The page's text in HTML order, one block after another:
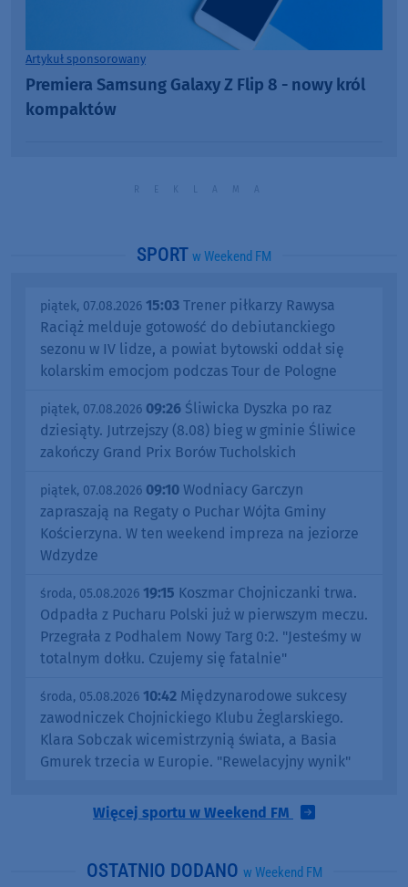
Artykuł sponsorowany
Premiera Samsung Galaxy Z Flip 8 - nowy król
kompaktów
SPORT w Weekend FM
piątek, 07.08.2026 15:03 Trener piłkarzy Rawysa
Raciąż melduje gotowość do debiutanckiego
sezonu w IV lidze, a powiat bytowski oddał się
kolarskim emocjom podczas Tour de Pologne
piątek, 07.08.2026 09:26 Śliwicka Dyszka po raz
dziesiąty. Jutrzejszy (8.08) bieg w gminie Śliwice
zakończy Grand Prix Borów Tucholskich
piątek, 07.08.2026 09:10 Wodniacy Garczyn
zapraszają na Regaty o Puchar Wójta Gminy
Kościerzyna. W ten weekend impreza na jeziorze
Wdzydze
środa, 05.08.2026 19:15 Koszmar Chojniczanki trwa.
Odpadła z Pucharu Polski już w pierwszym meczu.
Przegrała z Podhalem Nowy Targ 0:2. "Jesteśmy w
totalnym dołku. Czujemy się fatalnie"
środa, 05.08.2026 10:42 Międzynarodowe sukcesy
zawodniczek Chojnickiego Klubu Żeglarskiego.
Klara Sobczak wicemistrzynią świata, a Basia
Gmurek trzecia w Europie. "Rewelacyjny wynik"
Więcej sportu w Weekend FM
OSTATNIO DODANO w Weekend FM